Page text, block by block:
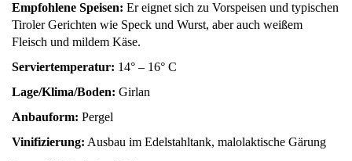
Empfohlene Speisen: Er eignet sich zu Vorspeisen und typischen
Tiroler Gerichten wie Speck und Wurst, aber auch weißem
Fleisch und mildem Käse.
Serviertemperatur: 14° – 16° C
Lage/Klima/Boden: Girlan
Anbauform: Pergel
Vinifizierung: Ausbau im Edelstahltank, malolaktische Gärung